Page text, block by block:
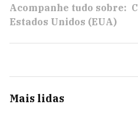
Acompanhe tudo sobre:
Estados Unidos (EUA)
Mais lidas